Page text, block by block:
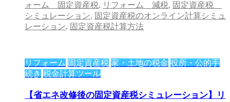
ォーム 固定資産税, リフォーム 減税, 固定資産税
シミュレーション, 固定資産税のオンライン計算シミュ
レーション, 固定資産税計算方法
リフォーム 固定資産税 家・土地の税金 役所・公的手
続き 税金計算ツール
【省エネ改修後の固定資産税シミュレーション】リ